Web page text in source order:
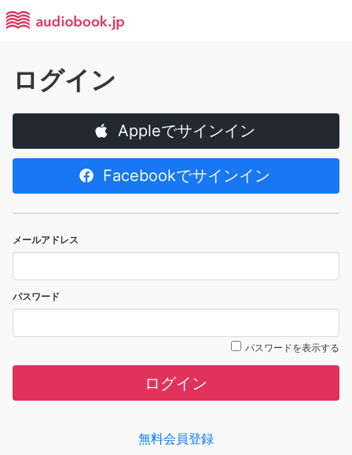
ログイン
Appleでサインイン
Facebookでサインイン
メールアドレス
パスワード
パスワードを表示する
ログイン
無料会員登録